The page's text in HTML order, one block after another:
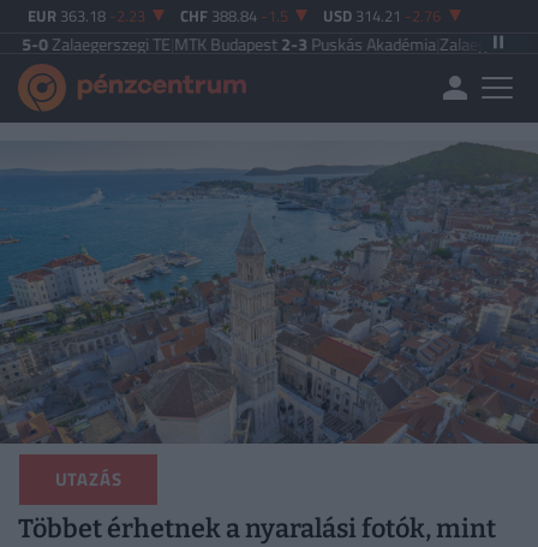
EUR 363.18 -2.23 CHF 388.84 -1.5 USD 314.21 -2.76
TE|MTK Budapest2-3Puskás Akadémia|Zalaegerszegi TE
UTAZÁS
Többet érhetnek a nyaralási fotók, mint